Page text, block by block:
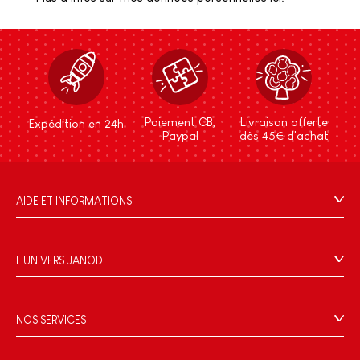
Expédition en 24h
Paiement CB,
Paypal
Livraison offerte
dès 45€ d'achat
AIDE ET INFORMATIONS
FAQ
Contact
Rappel Produits
L'UNIVERS JANOD
Le design
Blog Conseils d'Experts
NOS SERVICES